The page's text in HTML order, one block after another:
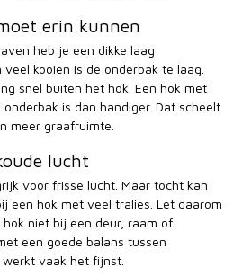
erin kunnen
heb je een dikke laag
kooien is de onderbak te laag.
snel buiten het hok. Een hok met
is dan handiger. Dat scheelt
meer graafruimte.
lucht
voor frisse lucht. Maar tocht kan
een hok met veel tralies. Let daarom
niet bij een deur, raam of
een goede balans tussen
vaak het fijnst.